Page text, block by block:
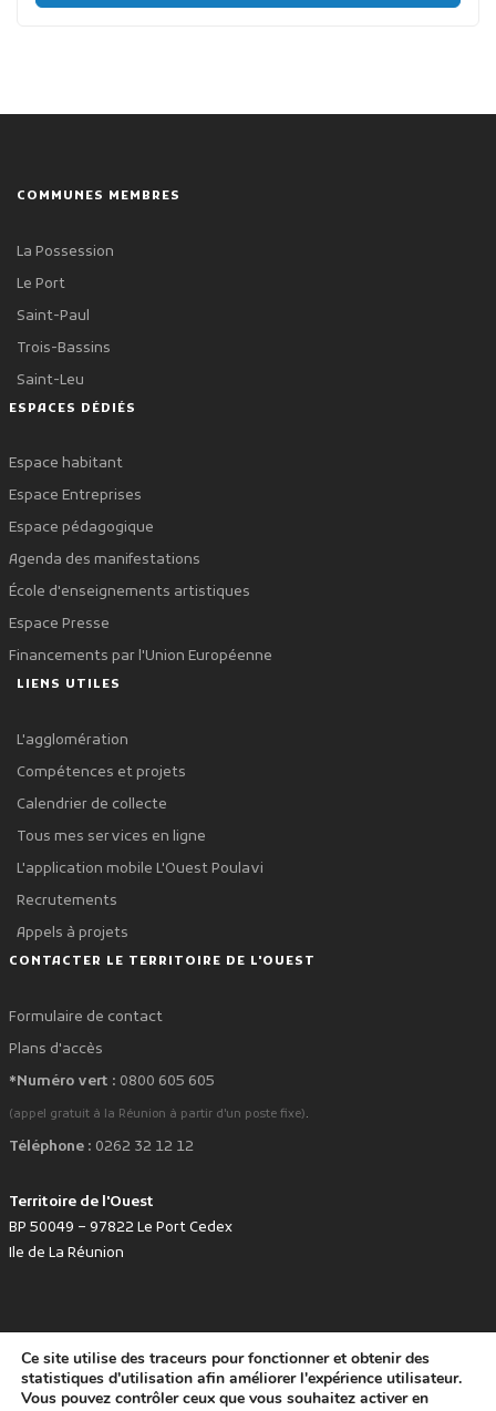
COMMUNES MEMBRES
La Possession
Le Port
Saint-Paul
Trois-Bassins
Saint-Leu
ESPACES DÉDIÉS
Espace habitant
Espace Entreprises
Espace pédagogique
Agenda des manifestations
École d'enseignements artistiques
Espace Presse
Financements par l'Union Européenne
LIENS UTILES
L'agglomération
Compétences et projets
Calendrier de collecte
Tous mes services en ligne
L'application mobile L'Ouest Poulavi
Recrutements
Appels à projets
CONTACTER LE TERRITOIRE DE L'OUEST
Formulaire de contact
Plans d'accès
*Numéro vert : 0800 605 605
(appel gratuit à la Réunion à partir d'un poste fixe).
Téléphone : 0262 32 12 12
Territoire de l'Ouest
BP 50049 – 97822 Le Port Cedex
Ile de La Réunion
Développé avec favoritepar le Territoire de l'Ouest © www.tco.re -2026.
Politique de protection des données personnelles
Mentions légales
Ce site utilise des traceurs pour fonctionner et obtenir des
statistiques d'utilisation afin améliorer l'expérience utilisateur.
Vous pouvez contrôler ceux que vous souhaitez activer en